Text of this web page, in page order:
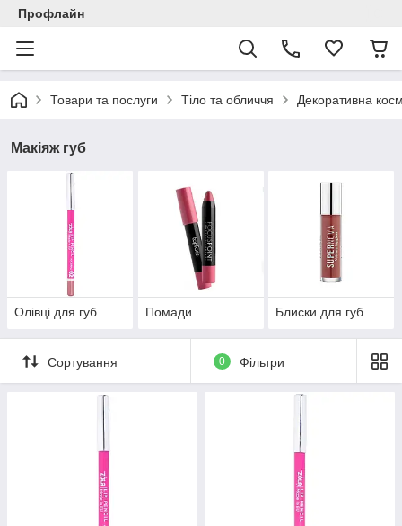
Профлайн
Товари та послуги Тіло та обличчя Декоративна
Макіяж губ
Олівці для губ Помади Блиски для губ
Сортування 0 Фільтри